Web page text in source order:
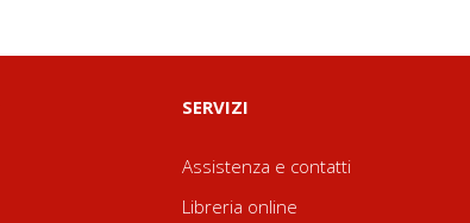
SERVIZI
Assistenza e contatti
Libreria online